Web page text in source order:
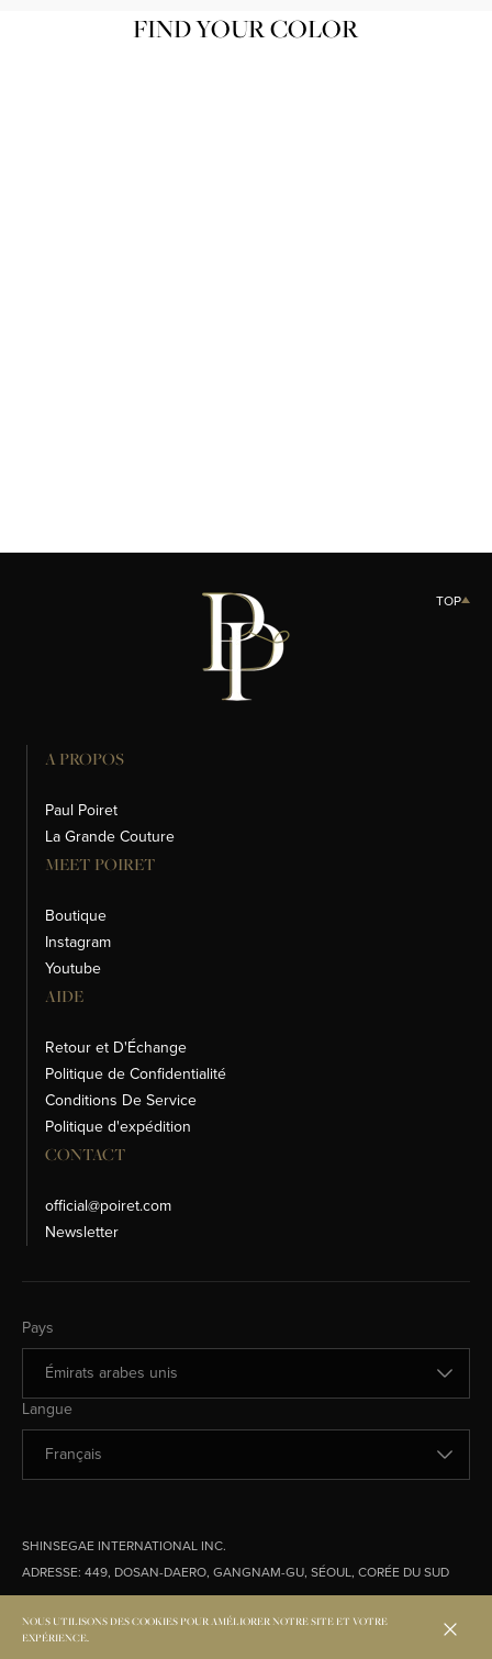
FIND YOUR COLOR
A PROPOS
Paul Poiret
La Grande Couture
MEET POIRET
Boutique
Instagram
Youtube
AIDE
Retour et D'Échange
Politique de Confidentialité
Conditions De Service
Politique d'expédition
CONTACT
official@poiret.com
Newsletter
Pays
Changer de pays
Langue
Changer de langue
SHINSEGAE INTERNATIONAL INC.
ADRESSE: 449, DOSAN-DAERO, GANGNAM-GU, SÉOUL, CORÉE DU SUD
© 2026 Shinsegae International. All rights Reserved.
TOP
NOUS UTILISONS DES COOKIES POUR AMÉLIORER NOTRE SITE ET VOTRE
EXPÉRIENCE.